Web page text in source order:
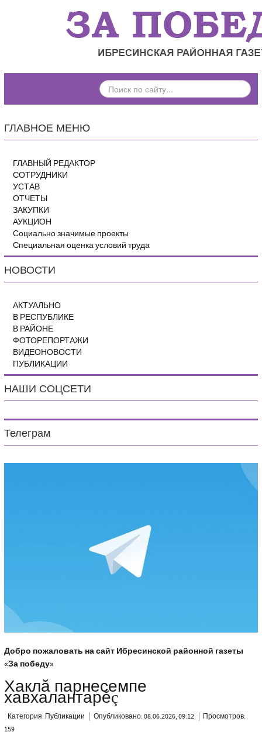
ПОИСК
ПО
ГЛАВНОЕ МЕНЮ
ГЛАВНЫЙ РЕДАКТОР
СОТРУДНИКИ
УСТАВ
ОТЧЕТЫ
ЗАКУПКИ
АУКЦИОН
Социально значимые проекты
Специальная оценка условий труда
НОВОСТИ
АКТУАЛЬНО
В РЕСПУБЛИКЕ
В РАЙОНЕ
ФОТОРЕПОРТАЖИ
ВИДЕОНОВОСТИ
ПУБЛИКАЦИИ
НАШИ СОЦСЕТИ
Телеграм
Добро пожаловать на сайт Ибресинской районной газеты
«За победу»
Хаклă парнесемпе
хавхалантарĕç
Категория: Публикации Опубликовано: 08.06.2026, 09:12
Просмотров:
159